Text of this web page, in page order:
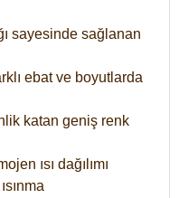
sayesinde sağlanan
ebat ve boyutlarda
katan geniş renk
ısı dağılımı